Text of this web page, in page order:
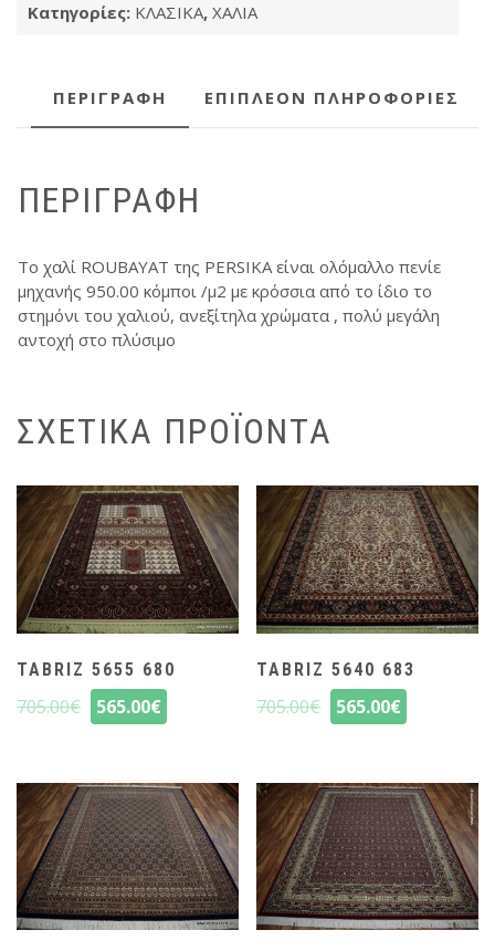
Κατηγορίες: ΚΛΑΣΙΚΑ, ΧΑΛΙΑ
ΠΕΡΙΓΡΑΦΉ ΕΠΙΠΛΈΟΝ ΠΛΗΡΟΦΟΡΊΕΣ
ΠΕΡΙΓΡΑΦΉ
Τo χαλί ROUBAYAT της PERSIKA είναι ολόμαλλο πενίε
μηχανής 950.00 κόμποι /μ2 με κρόσσια από το ίδιο το
στημόνι του χαλιού, ανεξίτηλα χρώματα , πολύ μεγάλη
αντοχή στο πλύσιμο
ΣΧΕΤΙΚΆ ΠΡΟΪΌΝΤΑ
TABRIZ 5655 680
705.00€ 565.00€
TABRIZ 5640 683
705.00€ 565.00€